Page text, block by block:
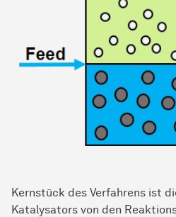
Kernstück des Verfahrens ist
Katalysators von den